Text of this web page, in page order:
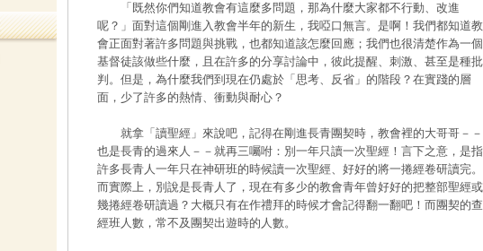
「既然你們知道教會有這麼多問題，那為什麼大家都不行動、改進
呢？」面對這個剛進入教會半年的新生，我啞口無言。是啊！我們都知道教
會正面對著許多問題與挑戰，也都知道該怎麼回應；我們也很清楚作為一個
基督徒該做些什麼，且在許多的分享討論中，彼此提醒、刺激、甚至是種批
判。但是，為什麼我們到現在仍處於「思考、反省」的階段？在實踐的層
面，少了許多的熱情、衝動與耐心？
就拿「讀聖經」來說吧，記得在剛進長青團契時，教會裡的大哥哥－－
也是長青的過來人－－就再三囑咐：別一年只讀一次聖經！言下之意，是指
許多長青人一年只在神研班的時候讀一次聖經、好好的將一捲經卷研讀完。
而實際上，別說是長青人了，現在有多少的教會青年曾好好的把整部聖經或
幾捲經卷研讀過？大概只有在作禮拜的時候才會記得翻一翻吧！而團契的查
經班人數，常不及團契出遊時的人數。